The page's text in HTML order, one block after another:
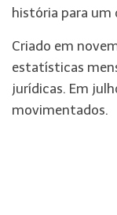
história para um
Criado em
estatísticas
jurídicas. Em
movimentados.